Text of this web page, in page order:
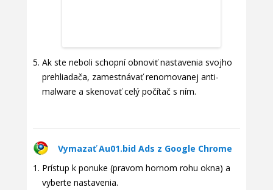
Ak ste neboli schopní obnoviť nastavenia svojho
prehliadača, zamestnávať renomovanej anti-
malware a skenovať celý počítač s ním.
Vymazať Au01.bid Ads z Google Chrome
Prístup k ponuke (pravom hornom rohu okna) a
vyberte nastavenia.